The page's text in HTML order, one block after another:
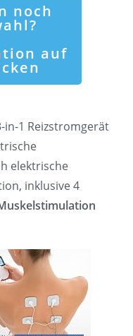
noch
auf
in-1 Reizstromgerät
elektrische
inklusive 4